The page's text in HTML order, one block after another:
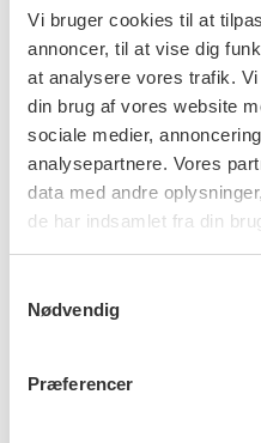
Vi bruger cookies til at
annoncer, til at vise dig
at analysere vores trafik.
din brug af vores website
sociale medier,
analysepartnere. Vores
data med andre
de har indsamlet fra din
Nødvendig
Præferencer
indflydelse på min egen
vanskeligere at investere
fordi der ligger en
gerne vil videreudvikle på
vanskeligere, fordi der er
der i vores tilfælde skal
via moderne
realiteten i dag?